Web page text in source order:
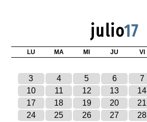
julio17
LU MA MI JU VI
3
4 5 6 7
10
11 12 13 14
17
18 19 20 21
24
25 26 27 28